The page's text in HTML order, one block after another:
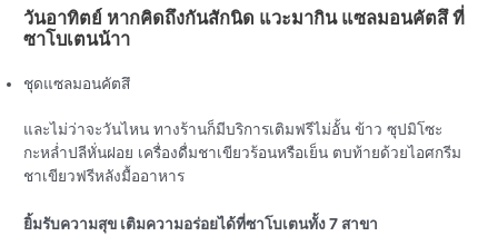
วันอาทิตย์ หากคิดถึงกันสักนิด แวะมากิน แซลมอนคัตสึ ที่
ซาโบเตนน้าา
ชุดแซลมอนคัตสึ
และไม่ว่าจะวันไหน ทางร้านก็มีบริการเติมฟรีไม่อั้น ข้าว ซุปมิโซะ
กะหล่ำปลีหั่นฝอย เครื่องดื่มชาเขียวร้อนหรือเย็น ตบท้ายด้วยไอศกรีม
ชาเขียวฟรีหลังมื้ออาหาร
ยิ้มรับความสุข เติมความอร่อยได้ที่ซาโบเตนทั้ง 7 สาขา